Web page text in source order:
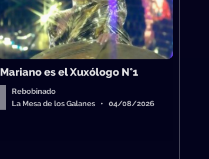
Mariano es el Xuxólogo N°1
Rebobinado
La Mesa de los Galanes • 04/08/2026